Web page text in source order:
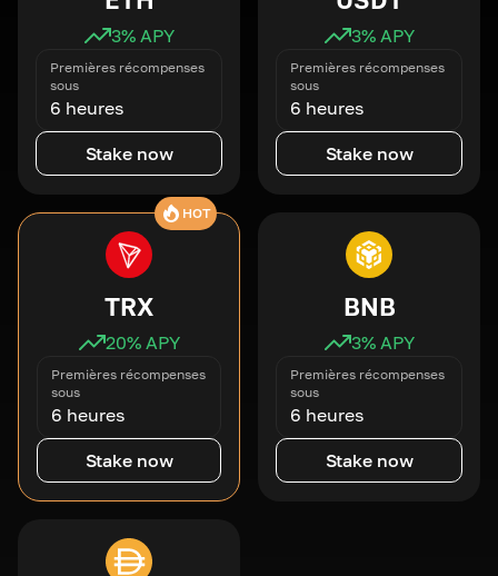
3% APY
Premières récompenses
sous
6 heures
Stake now
3% APY
Premières récompenses
sous
6 heures
Stake now
HOT
TRX
20% APY
Premières récompenses
sous
6 heures
Stake now
BNB
3% APY
Premières récompenses
sous
6 heures
Stake now